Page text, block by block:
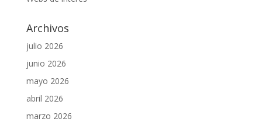
Archivos
julio 2026
junio 2026
mayo 2026
abril 2026
marzo 2026